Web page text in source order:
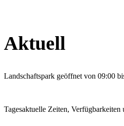
Aktuell
Landschaftspark geöffnet von 09:00
Tagesaktuelle Zeiten,